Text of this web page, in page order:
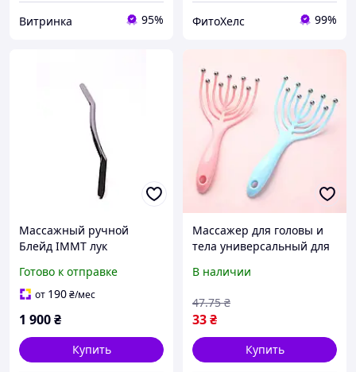
Витринка 95% ФитоХелс 99%
Массажный ручной
Блейд IMMT лук
портативный
универсальный массажер
Готово к отправке
от 190₴/мес
1 900₴
Купить
Массажер для головы и
тела универсальный для
металлическими
4090)
В наличии
33₴
47.75 ₴
Купить